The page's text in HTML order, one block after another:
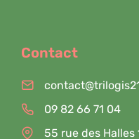
Contact
09 82 66 71 04
55 rue des Halles